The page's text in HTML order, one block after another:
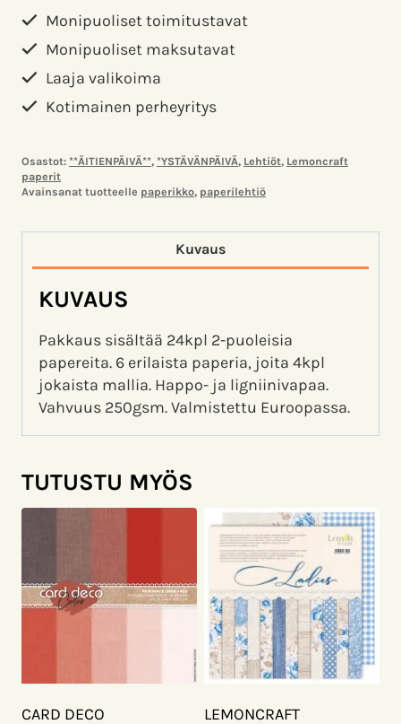
Monipuoliset toimitustavat
Monipuoliset maksutavat
Laaja valikoima
Kotimainen perheyritys
Osastot: **ÄITIENPÄIVÄ**, *YSTÄVÄNPÄIVÄ, Lehtiöt, Lemoncraft
paperit
Avainsanat tuotteelle paperikko, paperilehtiö
Kuvaus
KUVAUS
Pakkaus sisältää 24kpl 2-puoleisia
papereita. 6 erilaista paperia, joita 4kpl
jokaista mallia. Happo- ja ligniinivapaa.
Vahvuus 250gsm. Valmistettu Euroopassa.
TUTUSTU MYÖS
CARD DECO
LEMONCRAFT